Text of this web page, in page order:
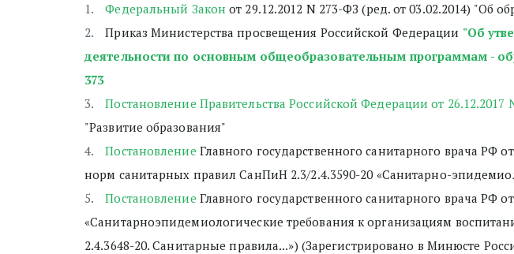
Федеральный Закон от 29.12.2012 N 273-ФЗ (ред. от 03.02.2014) "Об
Приказ Министерства просвещения Российской Федерации "Об
деятельности по основным общеобразовательным программам -
373
Постановление Правительства Российской Федерации от 26.12.2017
"Развитие образования"
Постановление Главного государственного санитарного врача РФ
норм санитарных правил СанПиН 2.3/2.4.3590-20 «Санитарно-
Постановление Главного государственного санитарного врача РФ
«Санитарноэпидемиологические требования к организациям
2.4.3648-20. Санитарные правила...») (Зарегистрировано в Минюсте